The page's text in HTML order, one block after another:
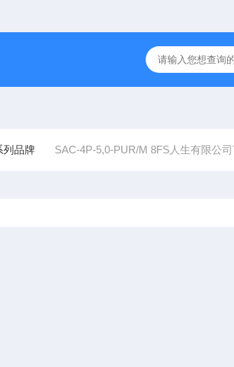
价供Vogel TYP:MPS 1 ID:281875 A-
列品牌 SAC-4P-5,0-PUR/M 8FS人生有限公司Telemecanipue